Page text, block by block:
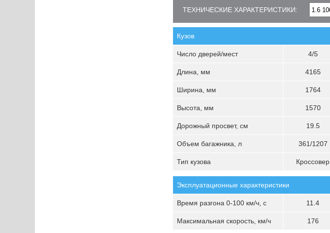
ТЕХНИЧЕСКИЕ ХАРАКТЕРИСТИКИ:
Кузов
Число дверей/мест 4/5
Длина, мм 4165
Ширина, мм 1764
Высота, мм 1570
Дорожный просвет, см 19.5
Объем багажника, л 361/1207
Тип кузова Кроссовер
Эксплуатационные характеристики
Время разгона 0-100 км/ч, с 11.4
Максимальная скорость, км/ч 176